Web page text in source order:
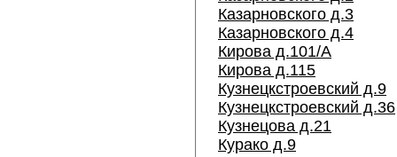
Казарновского д.3
Казарновского д.4
Кирова д.101/А
Кирова д.115
Кузнецкстроевский д.9
Кузнецкстроевский д.36
Кузнецова д.21
Курако д.9